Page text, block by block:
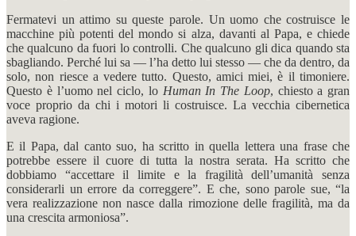
Fermatevi un attimo su queste parole. Un uomo che costruisce le
macchine più potenti del mondo si alza, davanti al Papa, e chiede
che qualcuno da fuori lo controlli. Che qualcuno gli dica quando sta
sbagliando. Perché lui sa — l’ha detto lui stesso — che da dentro, da
solo, non riesce a vedere tutto. Questo, amici miei, è il timoniere.
Questo è l’uomo nel ciclo, lo Human In The Loop, chiesto a gran
voce proprio da chi i motori li costruisce. La vecchia cibernetica
aveva ragione.
E il Papa, dal canto suo, ha scritto in quella lettera una frase che
potrebbe essere il cuore di tutta la nostra serata. Ha scritto che
dobbiamo “accettare il limite e la fragilità dell’umanità senza
considerarli un errore da correggere”. E che, sono parole sue, “la
vera realizzazione non nasce dalla rimozione delle fragilità, ma da
una crescita armoniosa”.